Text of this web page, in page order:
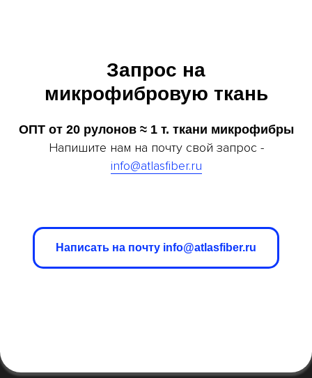
Запрос на
микрофибровую ткань
ОПТ от 20 рулонов ≈ 1 т. ткани микрофибры
Напишите нам на почту свой запрос -
info@atlasfiber.ru
Написать на почту info@atlasfiber.ru